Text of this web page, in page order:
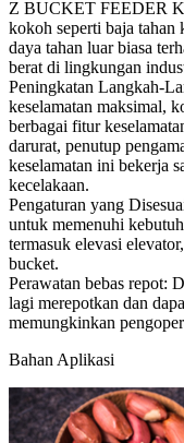
Z BUCKET FEEDER
kokoh seperti baja tahan
daya tahan luar biasa
berat di lingkungan
Peningkatan Langkah-
keselamatan maksimal,
berbagai fitur
darurat, penutup
keselamatan ini bekerja
kecelakaan.
Pengaturan yang
untuk memenuhi
termasuk elevasi
bucket.
Perawatan bebas repot:
lagi merepotkan dan
memungkinkan
Bahan Aplikasi